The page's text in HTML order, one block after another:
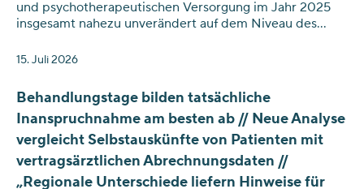
und psychotherapeutischen Versorgung im Jahr 2025
insgesamt nahezu unverändert auf dem Niveau des
15. Juli 2026
Behandlungstage bilden tatsächliche
Inanspruchnahme am besten ab // Neue Analyse
vergleicht Selbstauskünfte von Patienten mit
vertragsärztlichen Abrechnungsdaten //
„Regionale Unterschiede liefern Hinweise für